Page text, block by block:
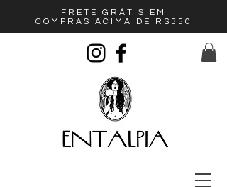
FRETE GRÁTIS EM
COMPRAS ACIMA DE R$350